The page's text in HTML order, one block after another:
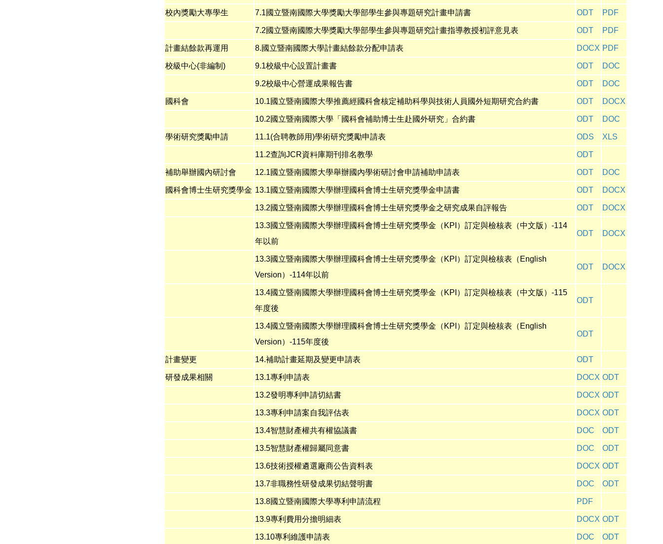
校內獎勵大專學生 7.1國立暨南國際大學獎勵大學部學生參與專題研究計畫申請書 ODT PDF
7.2國立暨南國際大學獎勵大學部學生參與專題研究計畫指導教授初評意見表 ODT PDF
計畫結餘款再運用 8.國立暨南國際大學計畫結餘款分配申請表 DOCX PDF
校級中心(非編制) 9.1校級中心設置計畫書 ODT DOC
9.2校級中心營運成果報告書 ODT DOC
國科會 10.1國立暨南國際大學推薦經國科會核定補助科學與技術人員國外短期研究合約書 ODT DOCX
10.2國立暨南國際大學「國科會補助博士生赴國外研究」合約書 ODT DOC
學術研究獎勵申請 11.1(合聘教師用)學術研究獎勵申請表 ODS XLS
11.2查詢JCR資料庫期刊排名教學 ODT
補助舉辦國內研討會 12.1國立暨南國際大學舉辦國內學術研討會申請補助申請表 ODT DOC
國科會博士生研究獎學金 13.1國立暨南國際大學辦理國科會博士生研究獎學金申請書 ODT DOCX
13.2國立暨南國際大學辦理國科會博士生研究獎學金之研究成果自評報告 ODT DOCX
13.3國立暨南國際大學辦理國科會博士生研究獎學金 （KPI）訂定與檢核表 （中文版）-114
年以前
ODT DOCX
13.3國立暨南國際大學辦理國科會博士生研究獎學金 （KPI）訂定與檢核表 （English
Version）-114年以前
ODT DOCX
13.4國立暨南國際大學辦理國科會博士生研究獎學金 （KPI）訂定與檢核表 （中文版）-115
年度後
ODT
13.4國立暨南國際大學辦理國科會博士生研究獎學金 （KPI）訂定與檢核表 （English
Version） -115年度後
ODT
計畫變更 14.補助計畫延期及變更申請表 ODT
研發成果相關 13.1專利申請表 DOCX ODT
13.2發明專利申請切結書 DOCX ODT
13.3專利申請案自我評估表 DOCX ODT
13.4智慧財產權共有權協議書 DOC ODT
13.5智慧財產權歸屬同意書 DOC ODT
13.6技術授權遴選廠商公告資料表 DOCX ODT
13.7非職務性研發成果切結聲明書 DOC ODT
13.8國立暨南國際大學專利申請流程 PDF
13.9專利費用分擔明細表 DOCX ODT
13.10專利維護申請表 DOC ODT